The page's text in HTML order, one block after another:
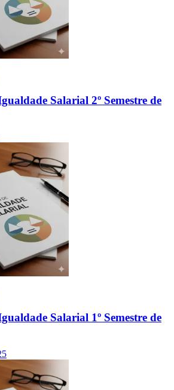
Salarial 2º Semestre de
Salarial 1º Semestre de